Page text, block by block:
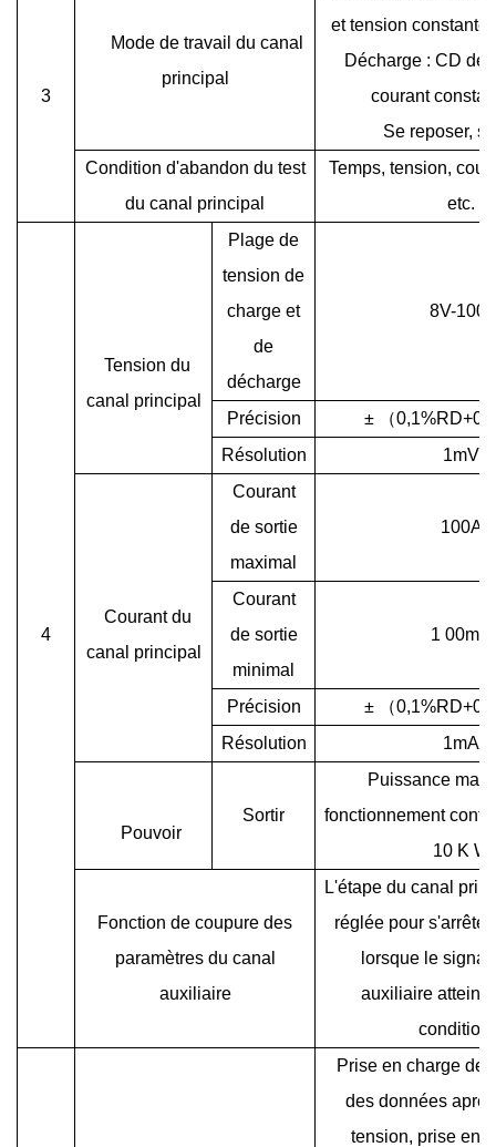
3
Mode de travail du canal
principal
et tension constante
Décharge : CD de
courant
Se reposer,
Condition d'abandon du test
du canal principal
Temps, tension,
etc.
4
Tension du
canal principal
Plage de
tension de
charge et
de
décharge
8V-
Précision ± （
Résolution
1mV
Courant du
canal principal
Courant
de sortie
maximal
100A
Courant
de sortie
minimal
1 00mA
Précision ± （
Résolution
1mA
Pouvoir
Sortir
Puissance
fonctionnement
10 K W
Fonction de coupure des
paramètres du canal
auxiliaire
L'étape du canal
réglée pour
lorsque le signal
auxiliaire atteint
Prise en charge de
des données
tension, prise en